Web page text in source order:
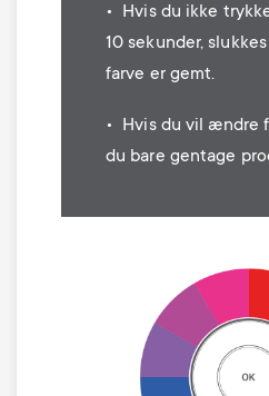
• Hvis du ikke
10 sekunder,
farve er gemt.
• Hvis du vil ændre
du bare gentage